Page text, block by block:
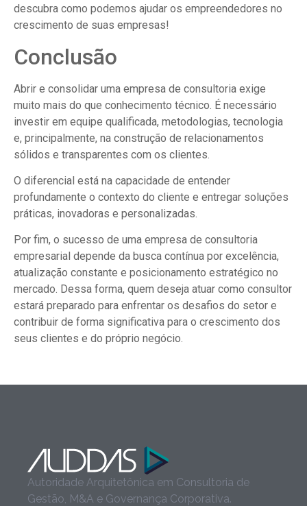
descubra como podemos ajudar os empreendedores no
crescimento de suas empresas!
Conclusão
Abrir e consolidar uma empresa de consultoria exige
muito mais do que conhecimento técnico. É necessário
investir em equipe qualificada, metodologias, tecnologia
e, principalmente, na construção de relacionamentos
sólidos e transparentes com os clientes.
O diferencial está na capacidade de entender
profundamente o contexto do cliente e entregar soluções
práticas, inovadoras e personalizadas.
Por fim, o sucesso de uma empresa de consultoria
empresarial depende da busca contínua por excelência,
atualização constante e posicionamento estratégico no
mercado. Dessa forma, quem deseja atuar como consultor
estará preparado para enfrentar os desafios do setor e
contribuir de forma significativa para o crescimento dos
seus clientes e do próprio negócio.
Autoridade Arquitetônica em Consultoria de
Gestão, M&A e Governança Corporativa.